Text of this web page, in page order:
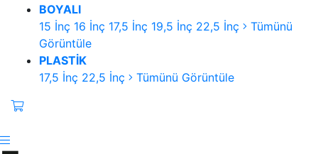
BOYALI
15 İnç 16 İnç 17,5 İnç 19,5 İnç 22,5 İnç
Tümünü
Görüntüle
PLASTİK
17,5 İnç 22,5 İnç Tümünü Görüntüle